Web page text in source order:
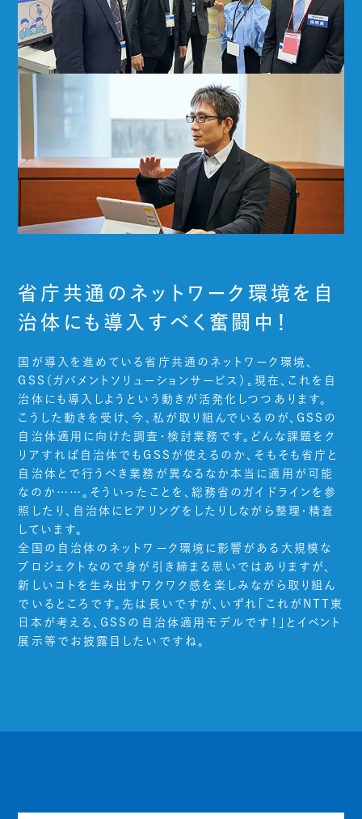
省庁共通のネットワーク環境を自
治体にも導入すべく奮闘中！
国が導入を進めている省庁共通のネットワーク環境、
GSS（ガバメントソリューションサービス）。現在、これを自
治体にも導入しようという動きが活発化しつつあります。
こうした動きを受け、今、私が取り組んでいるのが、GSSの
自治体適用に向けた調査・検討業務です。どんな課題をク
リアすれば自治体でもGSSが使えるのか、そもそも省庁と
自治体とで行うべき業務が異なるなか本当に適用が可能
なのか……。そういったことを、総務省のガイドラインを参
照したり、自治体にヒアリングをしたりしながら整理・精査
しています。
全国の自治体のネットワーク環境に影響がある大規模な
プロジェクトなので身が引き締まる思いではありますが、
新しいコトを生み出すワクワク感を楽しみながら取り組ん
でいるところです。先は長いですが、いずれ「これがNTT東
日本が考える、GSSの自治体適用モデルです！」とイベント
展示等でお披露目したいですね。